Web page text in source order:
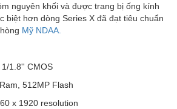
nguyên khối và được trang bị ống kính
biệt hơn dòng Series X đã đạt tiêu chuẩn
Mỹ NDAA.
1.8'' CMOS
512MP Flash
x 1920 resolution